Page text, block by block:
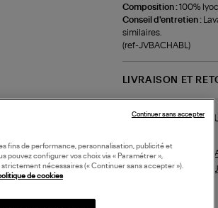
Composition :100%
Conseil d'entretien :
similaires.
(ref-JVBACHABL)
LIVRAISON ET
DISPONIBILITÉ
Collections similaires :
SHIRTS MANCHES
fins de performance, personnalisation, publicité et
pouvez configurer vos choix via « Paramétrer »,
strictement nécessaires (« Continuer sans accepter »).
de cookies
Continuer sans accepter